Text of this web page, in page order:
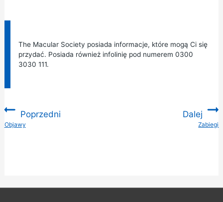
The Macular Society posiada informacje, które mogą Ci się
przydać. Posiada również infolinię pod numerem 0300
3030 111.
Poprzedni
:Objawy
Dalej
Zabiegi